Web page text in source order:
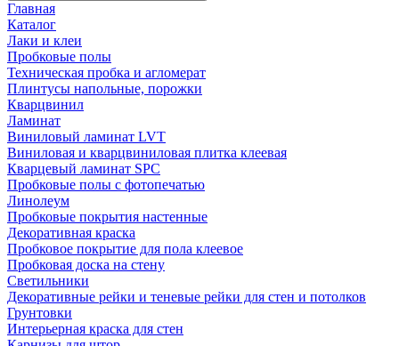
Главная
Каталог
Лаки и клеи
Пробковые полы
Техническая пробка и агломерат
Плинтусы напольные, порожки
Кварцвинил
Ламинат
Виниловый ламинат LVT
Виниловая и кварцвиниловая плитка клеевая
Кварцевый ламинат SPC
Пробковые полы с фотопечатью
Линолеум
Пробковые покрытия настенные
Декоративная краска
Пробковое покрытие для пола клеевое
Пробковая доска на стену
Светильники
Декоративные рейки и теневые рейки для стен и потолков
Грунтовки
Интерьерная краска для стен